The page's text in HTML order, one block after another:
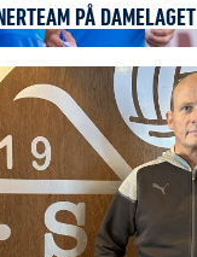
PÅ DAMELAGET